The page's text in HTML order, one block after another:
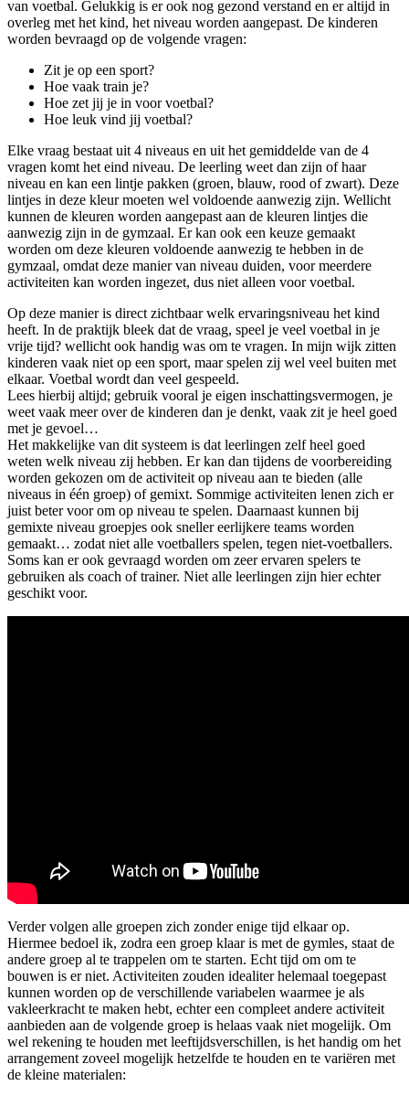
van voetbal. Gelukkig is er ook nog gezond verstand en er altijd in
overleg met het kind, het niveau worden aangepast. De kinderen
worden bevraagd op de volgende vragen:
Zit je op een sport?
Hoe vaak train je?
Hoe zet jij je in voor voetbal?
Hoe leuk vind jij voetbal?
Elke vraag bestaat uit 4 niveaus en uit het gemiddelde van de 4
vragen komt het eind niveau. De leerling weet dan zijn of haar
niveau en kan een lintje pakken (groen, blauw, rood of zwart). Deze
lintjes in deze kleur moeten wel voldoende aanwezig zijn. Wellicht
kunnen de kleuren worden aangepast aan de kleuren lintjes die
aanwezig zijn in de gymzaal. Er kan ook een keuze gemaakt
worden om deze kleuren voldoende aanwezig te hebben in de
gymzaal, omdat deze manier van niveau duiden, voor meerdere
activiteiten kan worden ingezet, dus niet alleen voor voetbal.
Op deze manier is direct zichtbaar welk ervaringsniveau het kind
heeft. In de praktijk bleek dat de vraag, speel je veel voetbal in je
vrije tijd? wellicht ook handig was om te vragen. In mijn wijk zitten
kinderen vaak niet op een sport, maar spelen zij wel veel buiten met
elkaar. Voetbal wordt dan veel gespeeld.
Lees hierbij altijd; gebruik vooral je eigen inschattingsvermogen, je
weet vaak meer over de kinderen dan je denkt, vaak zit je heel goed
met je gevoel…
Het makkelijke van dit systeem is dat leerlingen zelf heel goed
weten welk niveau zij hebben. Er kan dan tijdens de voorbereiding
worden gekozen om de activiteit op niveau aan te bieden (alle
niveaus in één groep) of gemixt. Sommige activiteiten lenen zich er
juist beter voor om op niveau te spelen. Daarnaast kunnen bij
gemixte niveau groepjes ook sneller eerlijkere teams worden
gemaakt… zodat niet alle voetballers spelen, tegen niet-voetballers.
Soms kan er ook gevraagd worden om zeer ervaren spelers te
gebruiken als coach of trainer. Niet alle leerlingen zijn hier echter
geschikt voor.
Verder volgen alle groepen zich zonder enige tijd elkaar op.
Hiermee bedoel ik, zodra een groep klaar is met de gymles, staat de
andere groep al te trappelen om te starten. Echt tijd om om te
bouwen is er niet. Activiteiten zouden idealiter helemaal toegepast
kunnen worden op de verschillende variabelen waarmee je als
vakleerkracht te maken hebt, echter een compleet andere activiteit
aanbieden aan de volgende groep is helaas vaak niet mogelijk. Om
wel rekening te houden met leeftijdsverschillen, is het handig om het
arrangement zoveel mogelijk hetzelfde te houden en te variëren met
de kleine materialen: